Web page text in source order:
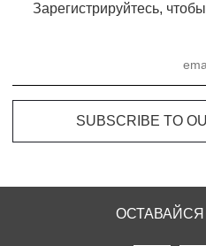
Зарегистрируйтесь,
ОСТАВАЙСЯ